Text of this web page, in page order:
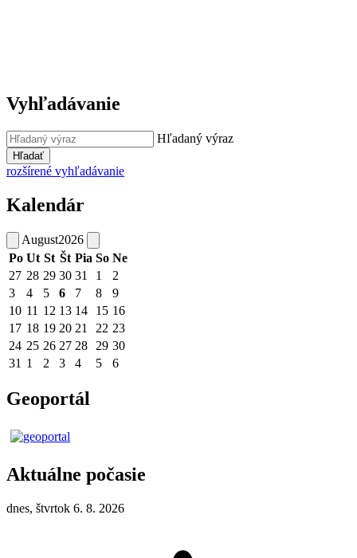
Vyhľadávanie
Hľadaný výraz
Hľadať
rozšírené vyhľadávanie
Kalendár
August2026
Po Ut St Št Pia So Ne
27 28 29 30 31 1
2
3
4 5 6 7 8
9
10 11 12 13 14 15 16
17 18 19 20 21 22 23
24 25 26 27 28 29 30
31 1 2 3 4 5 6
Geoportál
Aktuálne počasie
dnes, štvrtok 6. 8. 2026